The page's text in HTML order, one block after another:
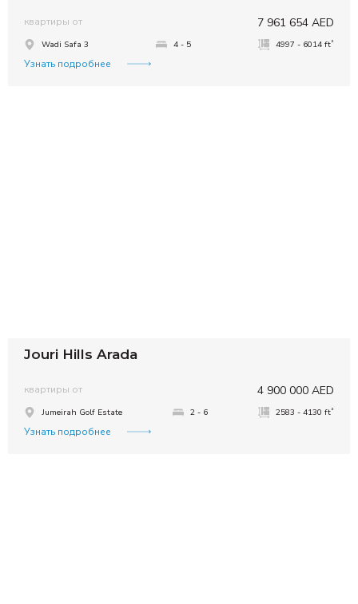
7 961 654 AED
квартиры от
Wadi Safa 3 4 - 5 4997 - 6014 ft²
Узнать подробнее
Jouri Hills Arada
4 900 000 AED
квартиры от
Jumeirah Golf Estate 2 - 6 2583 - 4130 ft²
Узнать подробнее